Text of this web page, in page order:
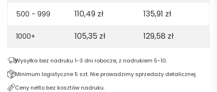
500 - 999 110,49 zł 135,91 zł
1000+ 105,35 zł 129,58 zł
Wysyłka bez nadruku 1-3 dni robocze, z nadrukiem 5-10.
Minimum logistyczne 5 szt. Nie prowadzimy sprzedaży detalicznej.
Ceny netto bez kosztów nadruku.